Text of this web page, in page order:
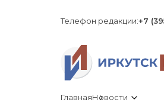
Телефон редакции:+7
ГлавнаяНовости